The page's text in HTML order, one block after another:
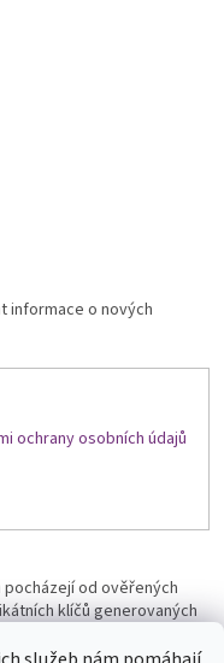
informace o nových
ochrany osobních údajů
od ověřených
klíčů generovaných